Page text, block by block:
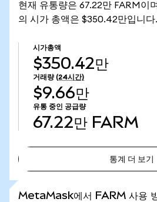
현재 유통량은 67.22만 FARM이
의 시가 총액은 $350.42만입니다.
시가총액
$350.42만
거래량 (24시간)
$9.66만
유통 중인 공급량
67.22만 FARM
통계 더 보기
MetaMask에서 FARM 사용